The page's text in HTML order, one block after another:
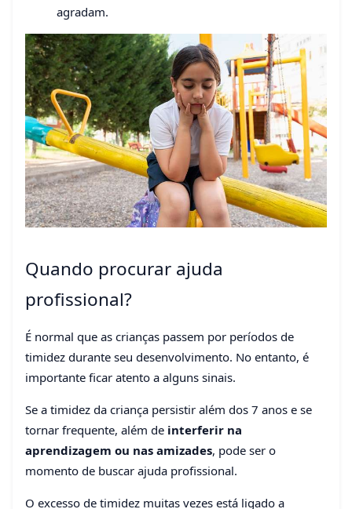
agradam.
Quando procurar ajuda
profissional?
É normal que as crianças passem por períodos de
timidez durante seu desenvolvimento. No entanto, é
importante ficar atento a alguns sinais.
Se a timidez da criança persistir além dos 7 anos e se
tornar frequente, além de interferir na
aprendizagem ou nas amizades, pode ser o
momento de buscar ajuda profissional.
O excesso de timidez muitas vezes está ligado a